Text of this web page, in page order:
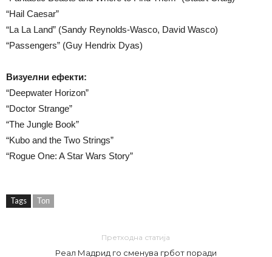
“Hail Caesar”
“La La Land” (Sandy Reynolds-Wasco, David Wasco)
“Passengers” (Guy Hendrix Dyas)
Визуелни ефекти:
“Deepwater Horizon”
“Doctor Strange”
“The Jungle Book”
“Kubo and the Two Strings”
“Rogue One: A Star Wars Story”
Tags Топ
Претходна статија
Реал Мадрид го сменува грбот поради